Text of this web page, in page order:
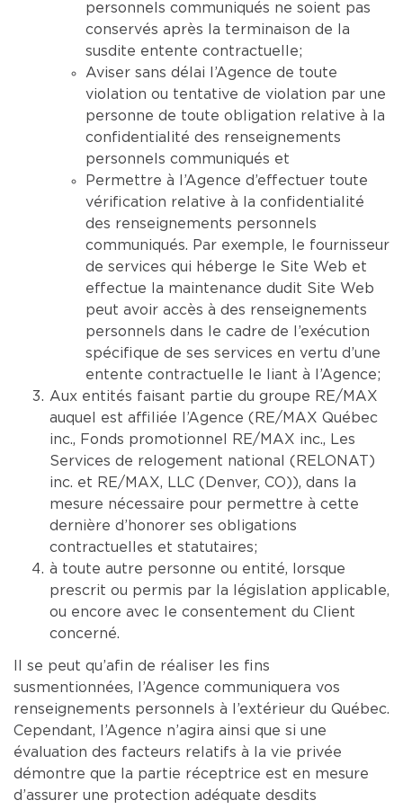
personnels communiqués ne soient pas
conservés après la terminaison de la
susdite entente contractuelle;
Aviser sans délai l’Agence de toute
violation ou tentative de violation par une
personne de toute obligation relative à la
confidentialité des renseignements
personnels communiqués et
Permettre à l’Agence d’effectuer toute
vérification relative à la confidentialité
des renseignements personnels
communiqués. Par exemple, le fournisseur
de services qui héberge le Site Web et
effectue la maintenance dudit Site Web
peut avoir accès à des renseignements
personnels dans le cadre de l’exécution
spécifique de ses services en vertu d’une
entente contractuelle le liant à l’Agence;
Aux entités faisant partie du groupe RE/MAX
auquel est affiliée l’Agence (RE/MAX Québec
inc., Fonds promotionnel RE/MAX inc., Les
Services de relogement national (RELONAT)
inc. et RE/MAX, LLC (Denver, CO)), dans la
mesure nécessaire pour permettre à cette
dernière d’honorer ses obligations
contractuelles et statutaires;
à toute autre personne ou entité, lorsque
prescrit ou permis par la législation applicable,
ou encore avec le consentement du Client
concerné.
Il se peut qu’afin de réaliser les fins
susmentionnées, l’Agence communiquera vos
renseignements personnels à l’extérieur du Québec.
Cependant, l’Agence n’agira ainsi que si une
évaluation des facteurs relatifs à la vie privée
démontre que la partie réceptrice est en mesure
d’assurer une protection adéquate desdits